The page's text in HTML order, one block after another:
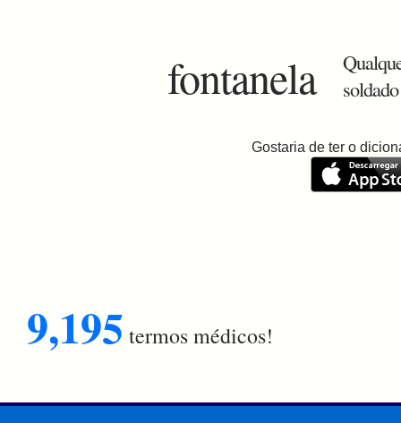
fontanela
Gostaria de ter o
9,195 termos médicos!